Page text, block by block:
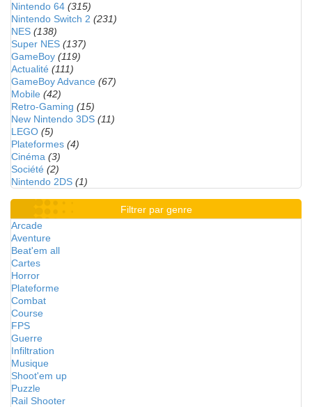
Nintendo 64 (315)
Nintendo Switch 2 (231)
NES (138)
Super NES (137)
GameBoy (119)
Actualité (111)
GameBoy Advance (67)
Mobile (42)
Retro-Gaming (15)
New Nintendo 3DS (11)
LEGO (5)
Plateformes (4)
Cinéma (3)
Société (2)
Nintendo 2DS (1)
Filtrer par genre
Arcade
Aventure
Beat'em all
Cartes
Horror
Plateforme
Combat
Course
FPS
Guerre
Infiltration
Musique
Shoot'em up
Puzzle
Rail Shooter